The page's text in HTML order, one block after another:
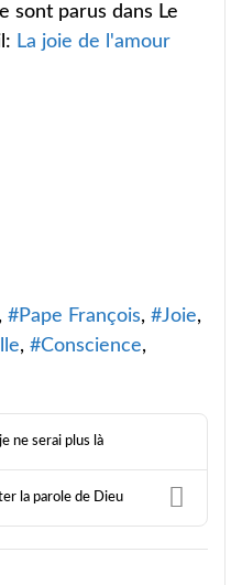
sont parus dans Le
La joie de l'amour
Pape François
Joie
Conscience
ne serai plus là
la parole de Dieu